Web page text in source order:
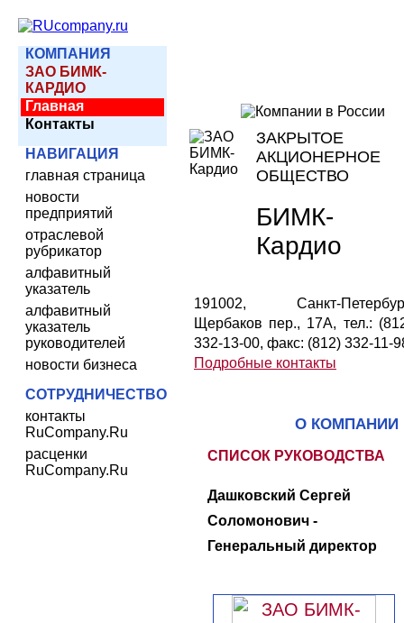
КОМПАНИЯ
ЗАО БИМК-
КАРДИО
Главная
Контакты
НАВИГАЦИЯ
главная страница
новости
предприятий
отраслевой
рубрикатор
алфавитный
указатель
алфавитный
указатель
руководителей
новости бизнеса
СОТРУДНИЧЕСТВО
контакты
RuCompany.Ru
расценки
RuCompany.Ru
ЗАКРЫТОЕ
АКЦИОНЕРНОЕ
ОБЩЕСТВО
БИМК-
Кардио
191002, Санкт-
Щербаков пер., 17А, тел.:
332-13-00, факс: (812) 332-11-
Подробные контакты
О КОМПАНИИ
СПИСОК РУКОВОДСТВА
Дашковский Сергей
Соломонович -
Генеральный директор